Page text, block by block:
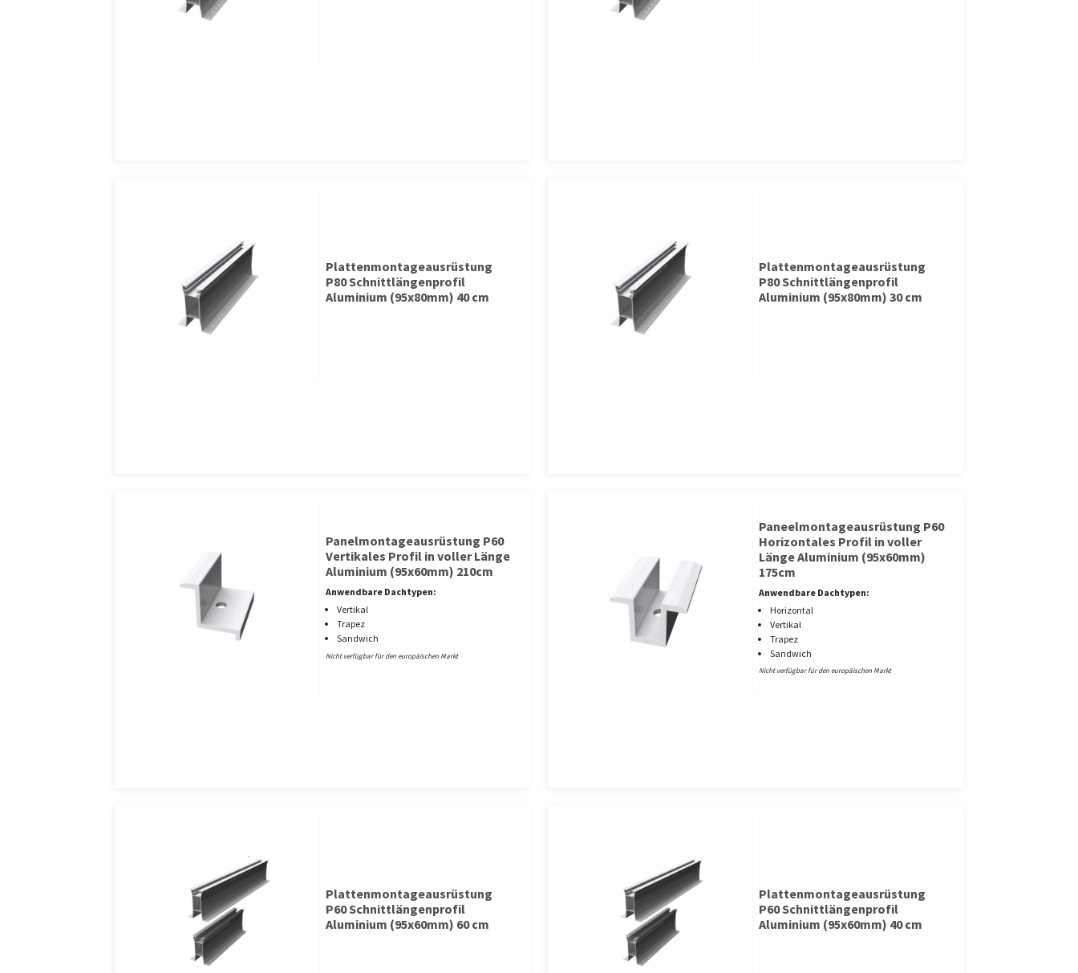
Plattenmontageausrüstung
P80 Schnittlängenprofil
Aluminium (95x80mm) 40 cm
Plattenmontageausrüstung
P80 Schnittlängenprofil
Aluminium (95x80mm) 30 cm
Panelmontageausrüstung P60
Vertikales Profil in voller Länge
Aluminium (95x60mm) 210cm
Anwendbare Dachtypen:
Vertikal
Trapez
Sandwich
Nicht verfügbar für den europäischen Markt
Paneelmontageausrüstung P60
Horizontales Profil in voller
Länge Aluminium (95x60mm)
175cm
Anwendbare Dachtypen:
Horizontal
Vertikal
Trapez
Sandwich
Nicht verfügbar für den europäischen Markt
Plattenmontageausrüstung
P60 Schnittlängenprofil
Aluminium (95x60mm) 60 cm
Plattenmontageausrüstung
P60 Schnittlängenprofil
Aluminium (95x60mm) 40 cm